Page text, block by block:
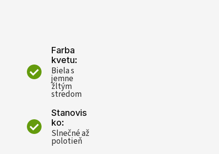
Farba
kvetu:
Biela s
jemne
žltým
stredom
Stanovis
ko:
Slnečné až
polotieň